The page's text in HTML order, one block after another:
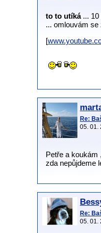
to to utíká... 10
... omlouvám
[
Re:
05. 01.
Petře a
zda nepůjdeme
Re:
05. 01.